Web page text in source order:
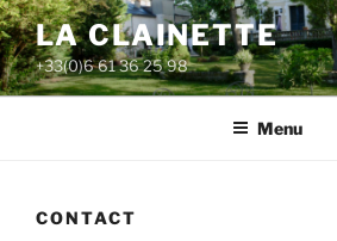
Aller
au
contenu
principal
LA CLAINETTE
+33(0)6 61 36 25 98
Menu
CONTACT